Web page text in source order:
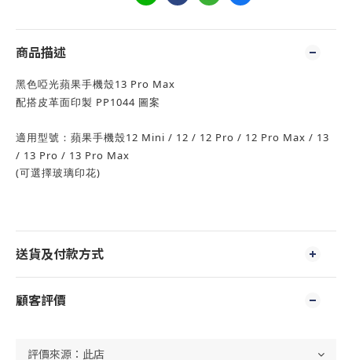
商品描述
黑色啞光蘋果手機殼13 Pro Max
配搭皮革面印製 PP1044 圖案
適用型號：蘋果手機殼12 Mini / 12 / 12 Pro / 12 Pro Max / 13
/ 13 Pro / 13 Pro Max
(可選擇玻璃印花)
送貨及付款方式
顧客評價